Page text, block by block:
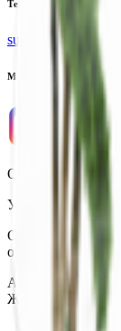
Тех. поддержка
support@yoda.by
Мы в соцсетях
ООО «Торговая
УНП 490314725
Свидетельство о
от 30.05.2003г
Адрес: 247210,
Жлобин, ул.